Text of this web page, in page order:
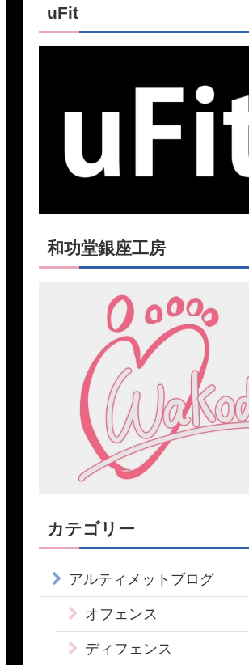
uFit
和功堂銀座工房
カテゴリー
アルティメットブログ
オフェンス
ディフェンス